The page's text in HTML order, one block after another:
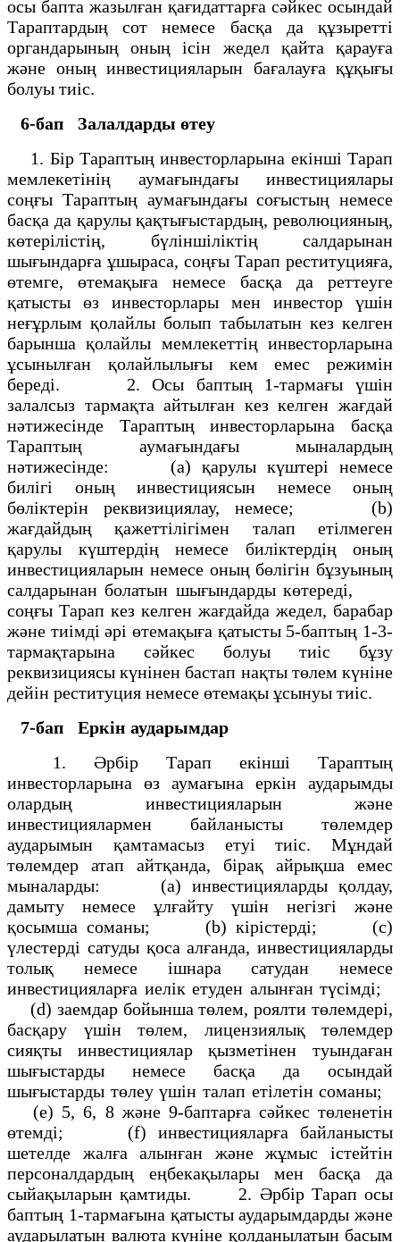
осы бапта жазылған қағидаттарға сәйкес осындай
Тараптардың сот немесе басқа да құзыретті
органдарының оның ісін жедел қайта қарауға
және оның инвестицияларын бағалауға құқығы
болуы тиіс.
6-бап
Залалдарды өтеу
1. Бір Тараптың инвесторларына екінші Тарап
мемлекетінің аумағындағы инвестициялары
соңғы Тараптың аумағындағы соғыстың немесе
басқа да қарулы қақтығыстардың, революцияның,
көтерілістің, бүліншіліктің салдарынан
шығындарға ұшыраса, соңғы Тарап реституцияға,
өтемге, өтемақыға немесе басқа да реттеуге
қатысты өз инвесторлары мен инвестор үшін
неғұрлым қолайлы болып табылатын кез келген
барынша қолайлы мемлекеттің инвесторларына
ұсынылған қолайлылығы кем емес режимін
береді. 2. Осы баптың 1-тармағы үшін
залалсыз тармақта айтылған кез келген жағдай
нәтижесінде Тараптың инвесторларына басқа
Тараптың аумағындағы мыналардың
нәтижесінде: (а) қарулы күштері немесе
билігі оның инвестициясын немесе оның
бөліктерін реквизициялау, немесе; (b)
жағдайдың қажеттілігімен талап етілмеген
қарулы күштердің немесе биліктердің оның
инвестицияларын немесе оның бөлігін бұзуының
салдарынан болатын шығындарды көтереді,
соңғы Тарап кез келген жағдайда жедел, барабар
және тиімді әрі өтемақыға қатысты 5-баптың 1-3-
тармақтарына сәйкес болуы тиіс бұзу
реквизициясы күнінен бастап нақты төлем күніне
дейін реституция немесе өтемақы ұсынуы тиіс.
7-бап
Еркін аударымдар
1. Әрбір Тарап екінші Тараптың
инвесторларына өз аумағына еркін аударымды
олардың инвестицияларын және
инвестициялармен байланысты төлемдер
аударымын қамтамасыз етуі тиіс. Мұндай
төлемдер атап айтқанда, бірақ айрықша емес
мыналарды: (а) инвестицияларды қолдау,
дамыту немесе ұлғайту үшін негізгі және
қосымша соманы; (b) кірістерді; (с)
үлестерді сатуды қоса алғанда, инвестицияларды
толық немесе ішнара сатудан немесе
инвестицияларға иелік етуден алынған түсімді;
(d) заемдар бойынша төлем, роялти төлемдері,
басқару үшін төлем, лицензиялық төлемдер
сияқты инвестициялар қызметінен туындаған
шығыстарды немесе басқа да осындай
шығыстарды төлеу үшін талап етілетін соманы;
(е) 5, 6, 8 және 9-баптарға сәйкес төленетін
өтемді; (f) инвестицияларға байланысты
шетелде жалға алынған және жұмыс істейтін
персоналдардың еңбекақылары мен басқа да
сыйақыларын қамтиды. 2. Әрбір Тарап осы
баптың 1-тармағына қатысты аударымдарды және
аударылатын валюта күніне қолданылатын басым